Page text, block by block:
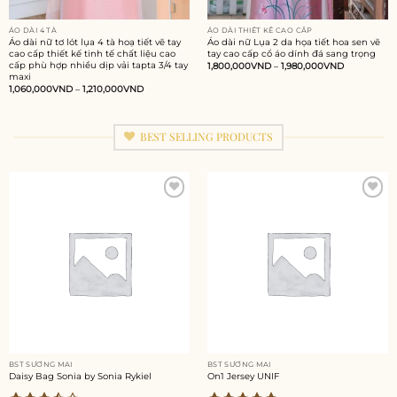
ÁO DÀI 4 TÀ
Áo dài nữ tơ lót lụa 4 tà hoạ tiết vẽ tay
cao cấp thiết kế tinh tế chất liệu cao
cấp phù hợp nhiều dịp vải tapta 3/4 tay
maxi
1,060,000VND– 1,210,000VND
ÁO DÀI THIẾT KẾ CAO CẤP
Áo dài nữ Lụa 2 da họa tiết hoa sen vẽ
tay cao cấp cổ áo dính đá sang trọng
1,800,000VND– 1,980,000VND
BEST SELLING PRODUCTS
BST SƯƠNG MAI
Daisy Bag Sonia by Sonia Rykiel
BST SƯƠNG MAI
On1 Jersey UNIF